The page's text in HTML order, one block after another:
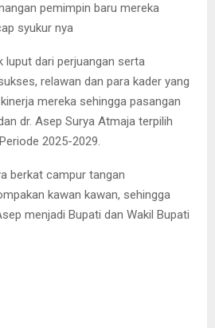
pemimpin baru mereka
syukur nya
luput dari perjuangan serta
relawan dan para kader yang
mereka sehingga pasangan
dr. Asep Surya Atmaja terpilih
2025-2029.
berkat campur tangan
kawan kawan, sehingga
menjadi Bupati dan Wakil Bupati